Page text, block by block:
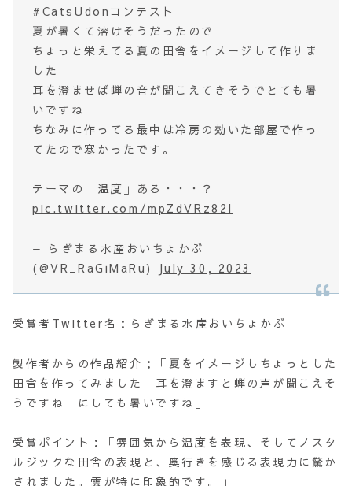
#CatsUdonコンテスト
夏が暑くて溶けそうだったので
ちょっと栄えてる夏の田舎をイメージして作りま
した
耳を澄ませば蝉の音が聞こえてきそうでとても暑
いですね
ちなみに作ってる最中は冷房の効いた部屋で作っ
てたので寒かったです。
テーマの「温度」ある・・・？
pic.twitter.com/mpZdVRz82I
— らぎまる水産おいちょかぶ
(@VR_RaGiMaRu)
July 30, 2023
受賞者Twitter名：らぎまる水産おいちょかぶ
製作者からの作品紹介：「夏をイメージしちょっとした
田舎を作ってみました 耳を澄ますと蝉の声が聞こえそ
うですね にしても暑いですね」
受賞ポイント：「雰囲気から温度を表現、そしてノスタ
ルジックな田舎の表現と、奥行きを感じる表現力に驚か
されました。雲が特に印象的です。」